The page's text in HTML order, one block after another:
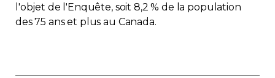
l'objet de l'Enquête, soit 8,2 % de la population
des 75 ans et plus au Canada.